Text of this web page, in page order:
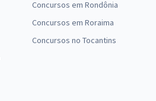
Concursos em Rondônia
Concursos em Roraima
Concursos no Tocantins